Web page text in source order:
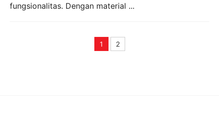
fungsionalitas. Dengan material ...
Page
1 2